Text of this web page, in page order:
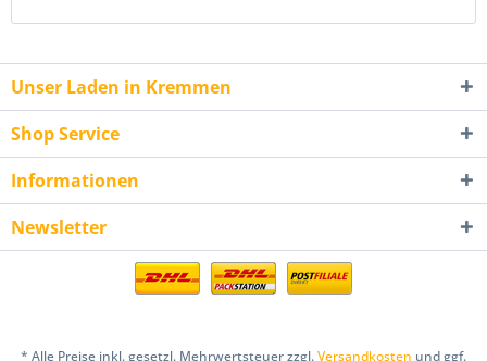
Unser Laden in Kremmen
Shop Service
Informationen
Newsletter
* Alle Preise inkl. gesetzl. Mehrwertsteuer zzgl.Versandkosten und ggf.